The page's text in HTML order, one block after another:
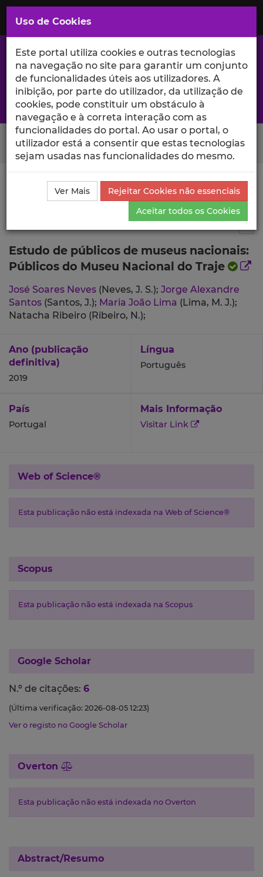
Saltar
para
Conteúdo
Principal
A excelência da investigação e ciência no Iscte
Search Button
Ciência_Iscte Publicações
Descrição Detalhada da
Publicação
Estudo de públicos de museus nacionais:
Públicos do Museu Nacional do Traje
José Soares Neves (Neves, J. S.); Jorge Alexandre
Santos (Santos, J.); Maria João Lima (Lima, M. J.);
Natacha Ribeiro (Ribeiro, N.);
Ano (publicação
definitiva)
2019
Língua
Português
País
Portugal
Mais Informação
Visitar Link
Web of Science®
Esta publicação não está indexada na Web of Science®
Scopus
Esta publicação não está indexada na Scopus
Google Scholar
N.º de citações: 6
(Última verificação: 2026-08-05 12:23)
Ver o registo no Google Scholar
Overton
Esta publicação não está indexada no Overton
Abstract/Resumo
Uso de Cookies
Este portal utiliza cookies e outras tecnologias
na navegação no site para garantir um conjunto
de funcionalidades úteis aos utilizadores. A
inibição, por parte do utilizador, da utilização de
cookies, pode constituir um obstáculo à
navegação e à correta interação com as
funcionalidades do portal. Ao usar o portal, o
utilizador está a consentir que estas tecnologias
sejam usadas nas funcionalidades do mesmo.
Ver Mais
Rejeitar Cookies não essenciais
Aceitar todos os Cookies